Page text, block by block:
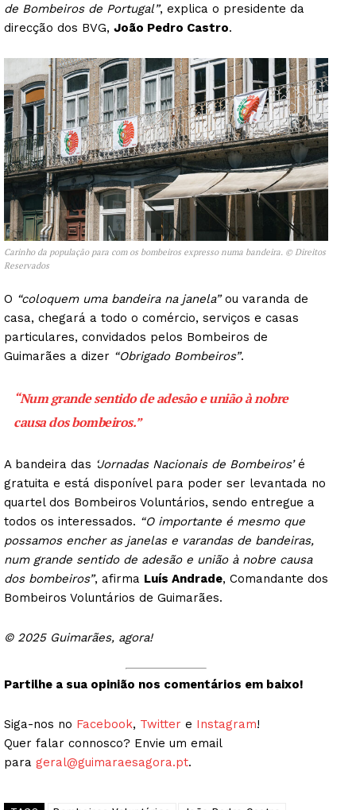
de Bombeiros de Portugal”, explica o presidente da
direcção dos BVG, João Pedro Castro.
Carinho da população para com os bombeiros expresso numa bandeira. © Direitos
Reservados
O “coloquem uma bandeira na janela”ou varanda de
casa, chegará a todo o comércio, serviços e casas
particulares, convidados pelos Bombeiros de
Guimarães a dizer “Obrigado Bombeiros”.
“Num grande sentido de adesão e união à nobre
causa dos bombeiros.”
A bandeira das ‘Jornadas Nacionais de Bombeiros’é
gratuita e está disponível para poder ser levantada no
quartel dos Bombeiros Voluntários, sendo entregue a
todos os interessados. “O importante é mesmo que
possamos encher as janelas e varandas de bandeiras,
num grande sentido de adesão e união à nobre causa
dos bombeiros”, afirma Luís Andrade, Comandante dos
Bombeiros Voluntários de Guimarães.
© 2025 Guimarães, agora!
Partilhe a sua opinião nos comentários em baixo!
Siga-nos no Facebook, Twitter e Instagram!
Quer falar connosco? Envie um email
para geral@guimaraesagora.pt.